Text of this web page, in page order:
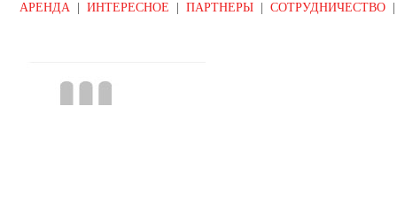
АРЕНДА ИНТЕРЕСНОЕ ПАРТНЕРЫ СОТРУДНИЧЕСТВО